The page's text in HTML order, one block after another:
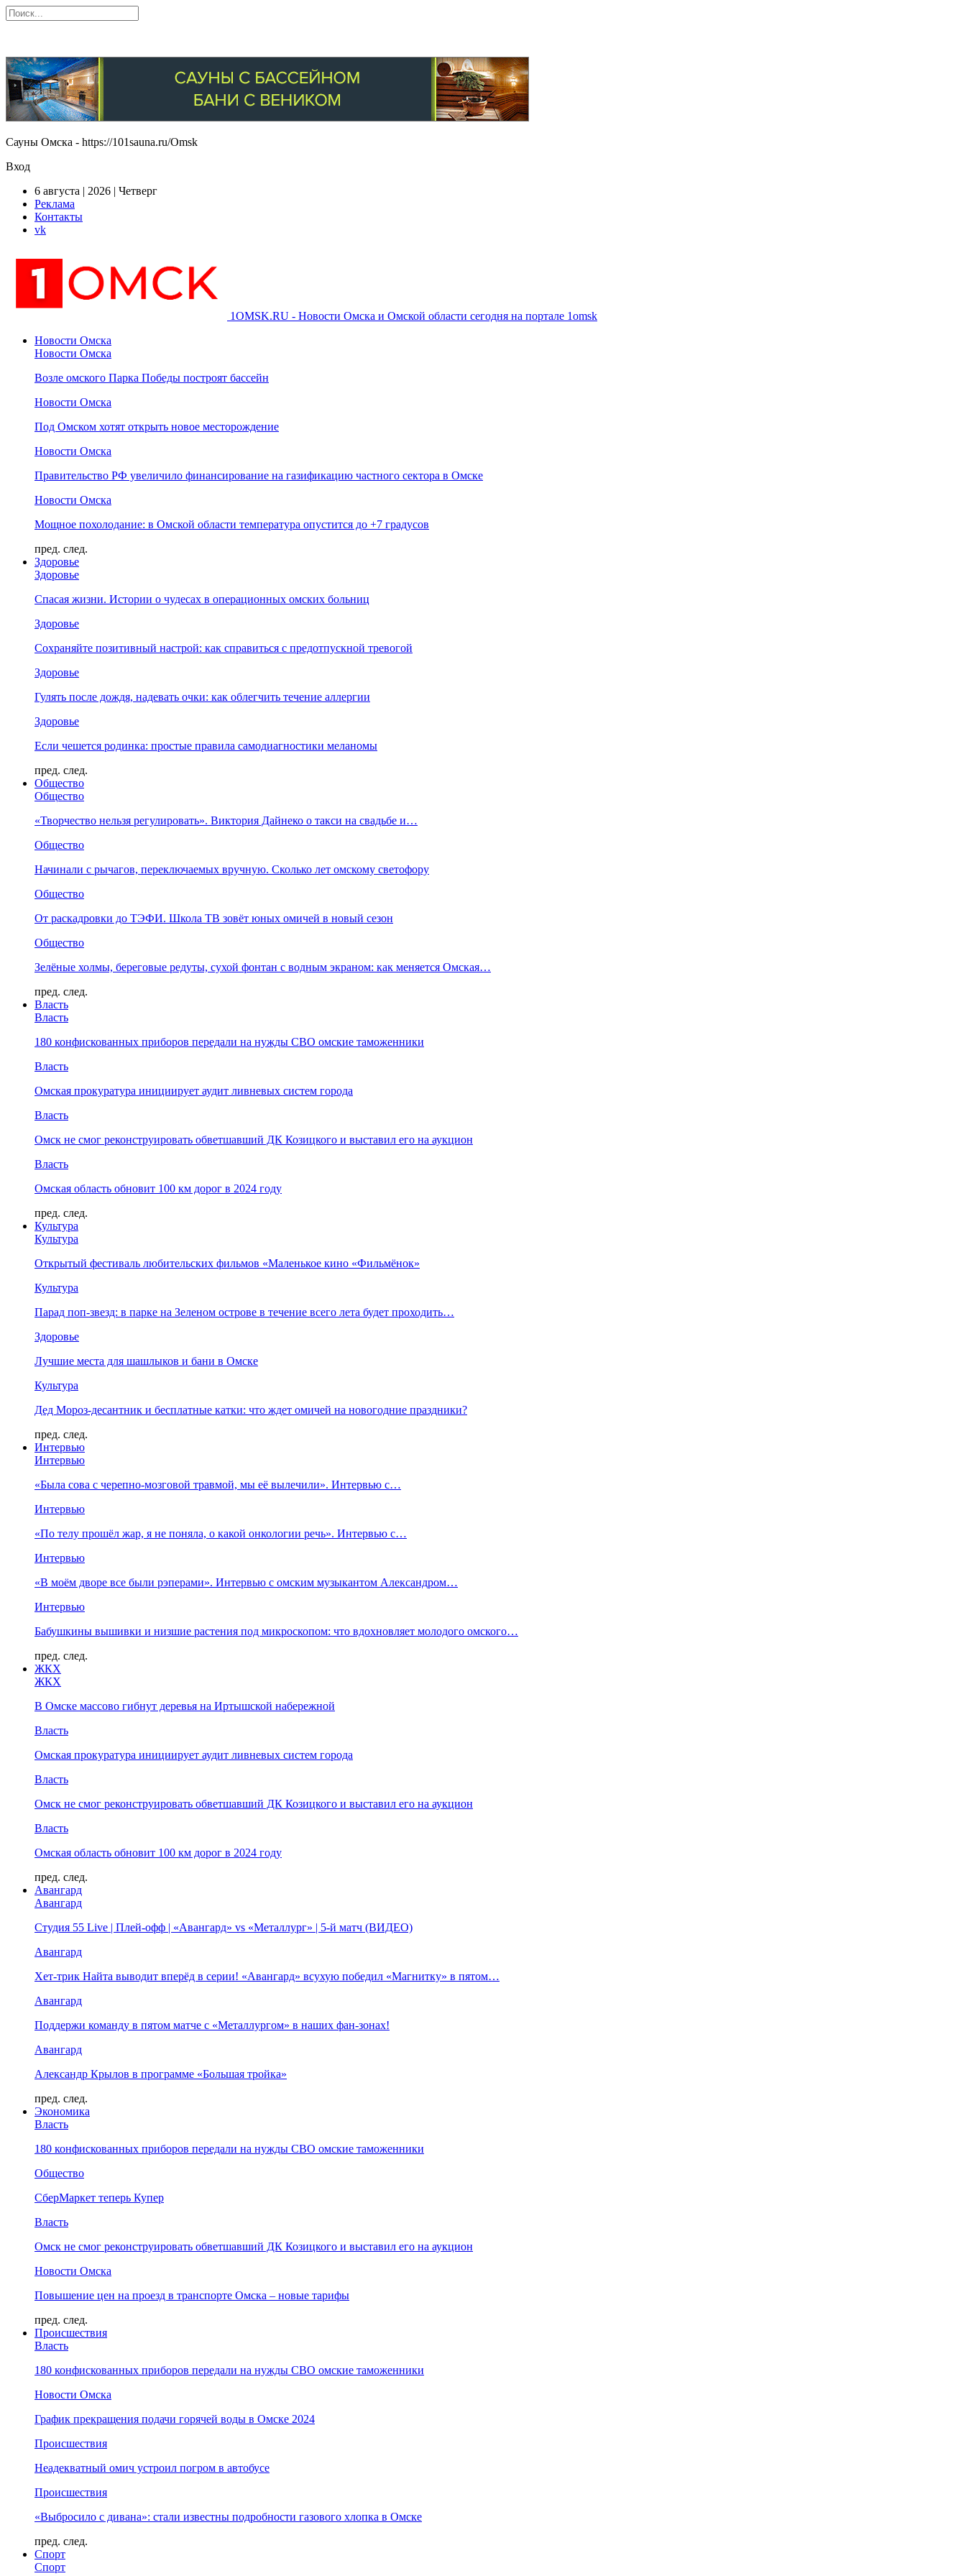
Сауны Омска - https://101sauna.ru/Omsk
Вход
6 августа | 2026 | Четверг
Реклама
Контакты
vk
1OMSK.RU - Новости Омска и Омской области сегодня на портале 1omsk
Новости Омска
Новости Омска
Возле омского Парка Победы построят бассейн
Новости Омска
Под Омском хотят открыть новое месторождение
Новости Омска
Правительство РФ увеличило финансирование на газификацию частного сектора в Омске
Новости Омска
Мощное похолодание: в Омской области температура опустится до +7 градусов
пред. след.
Здоровье
Здоровье
Спасая жизни. Истории о чудесах в операционных омских больниц
Здоровье
Сохраняйте позитивный настрой: как справиться с предотпускной тревогой
Здоровье
Гулять после дождя, надевать очки: как облегчить течение аллергии
Здоровье
Если чешется родинка: простые правила самодиагностики меланомы
пред. след.
Общество
Общество
«Творчество нельзя регулировать». Виктория Дайнеко о такси на свадьбе и…
Общество
Начинали с рычагов, переключаемых вручную. Сколько лет омскому светофору
Общество
От раскадровки до ТЭФИ. Школа ТВ зовёт юных омичей в новый сезон
Общество
Зелёные холмы, береговые редуты, сухой фонтан с водным экраном: как меняется Омская…
пред. след.
Власть
Власть
180 конфискованных приборов передали на нужды СВО омские таможенники
Власть
Омская прокуратура инициирует аудит ливневых систем города
Власть
Омск не смог реконструировать обветшавший ДК Козицкого и выставил его на аукцион
Власть
Омская область обновит 100 км дорог в 2024 году
пред. след.
Культура
Культура
Открытый фестиваль любительских фильмов «Маленькое кино «Фильмёнок»
Культура
Парад поп-звезд: в парке на Зеленом острове в течение всего лета будет проходить…
Здоровье
Лучшие места для шашлыков и бани в Омске
Культура
Дед Мороз-десантник и бесплатные катки: что ждет омичей на новогодние праздники?
пред. след.
Интервью
Интервью
«Была сова с черепно-мозговой травмой, мы её вылечили». Интервью с…
Интервью
«По телу прошёл жар, я не поняла, о какой онкологии речь». Интервью с…
Интервью
«В моём дворе все были рэперами». Интервью с омским музыкантом Александром…
Интервью
Бабушкины вышивки и низшие растения под микроскопом: что вдохновляет молодого омского…
пред. след.
ЖКХ
ЖКХ
В Омске массово гибнут деревья на Иртышской набережной
Власть
Омская прокуратура инициирует аудит ливневых систем города
Власть
Омск не смог реконструировать обветшавший ДК Козицкого и выставил его на аукцион
Власть
Омская область обновит 100 км дорог в 2024 году
пред. след.
Авангард
Авангард
Студия 55 Live | Плей-офф | «Авангард» vs «Металлург» | 5-й матч (ВИДЕО)
Авангард
Хет-трик Найта выводит вперёд в серии! «Авангард» всухую победил «Магнитку» в пятом…
Авангард
Поддержи команду в пятом матче с «Металлургом» в наших фан-зонах!
Авангард
Александр Крылов в программе «Большая тройка»
пред. след.
Экономика
Власть
180 конфискованных приборов передали на нужды СВО омские таможенники
Общество
СберМаркет теперь Купер
Власть
Омск не смог реконструировать обветшавший ДК Козицкого и выставил его на аукцион
Новости Омска
Повышение цен на проезд в транспорте Омска – новые тарифы
пред. след.
Происшествия
Власть
180 конфискованных приборов передали на нужды СВО омские таможенники
Новости Омска
График прекращения подачи горячей воды в Омске 2024
Происшествия
Неадекватный омич устроил погром в автобусе
Происшествия
«Выбросило с дивана»: стали известны подробности газового хлопка в Омске
пред. след.
Спорт
Спорт